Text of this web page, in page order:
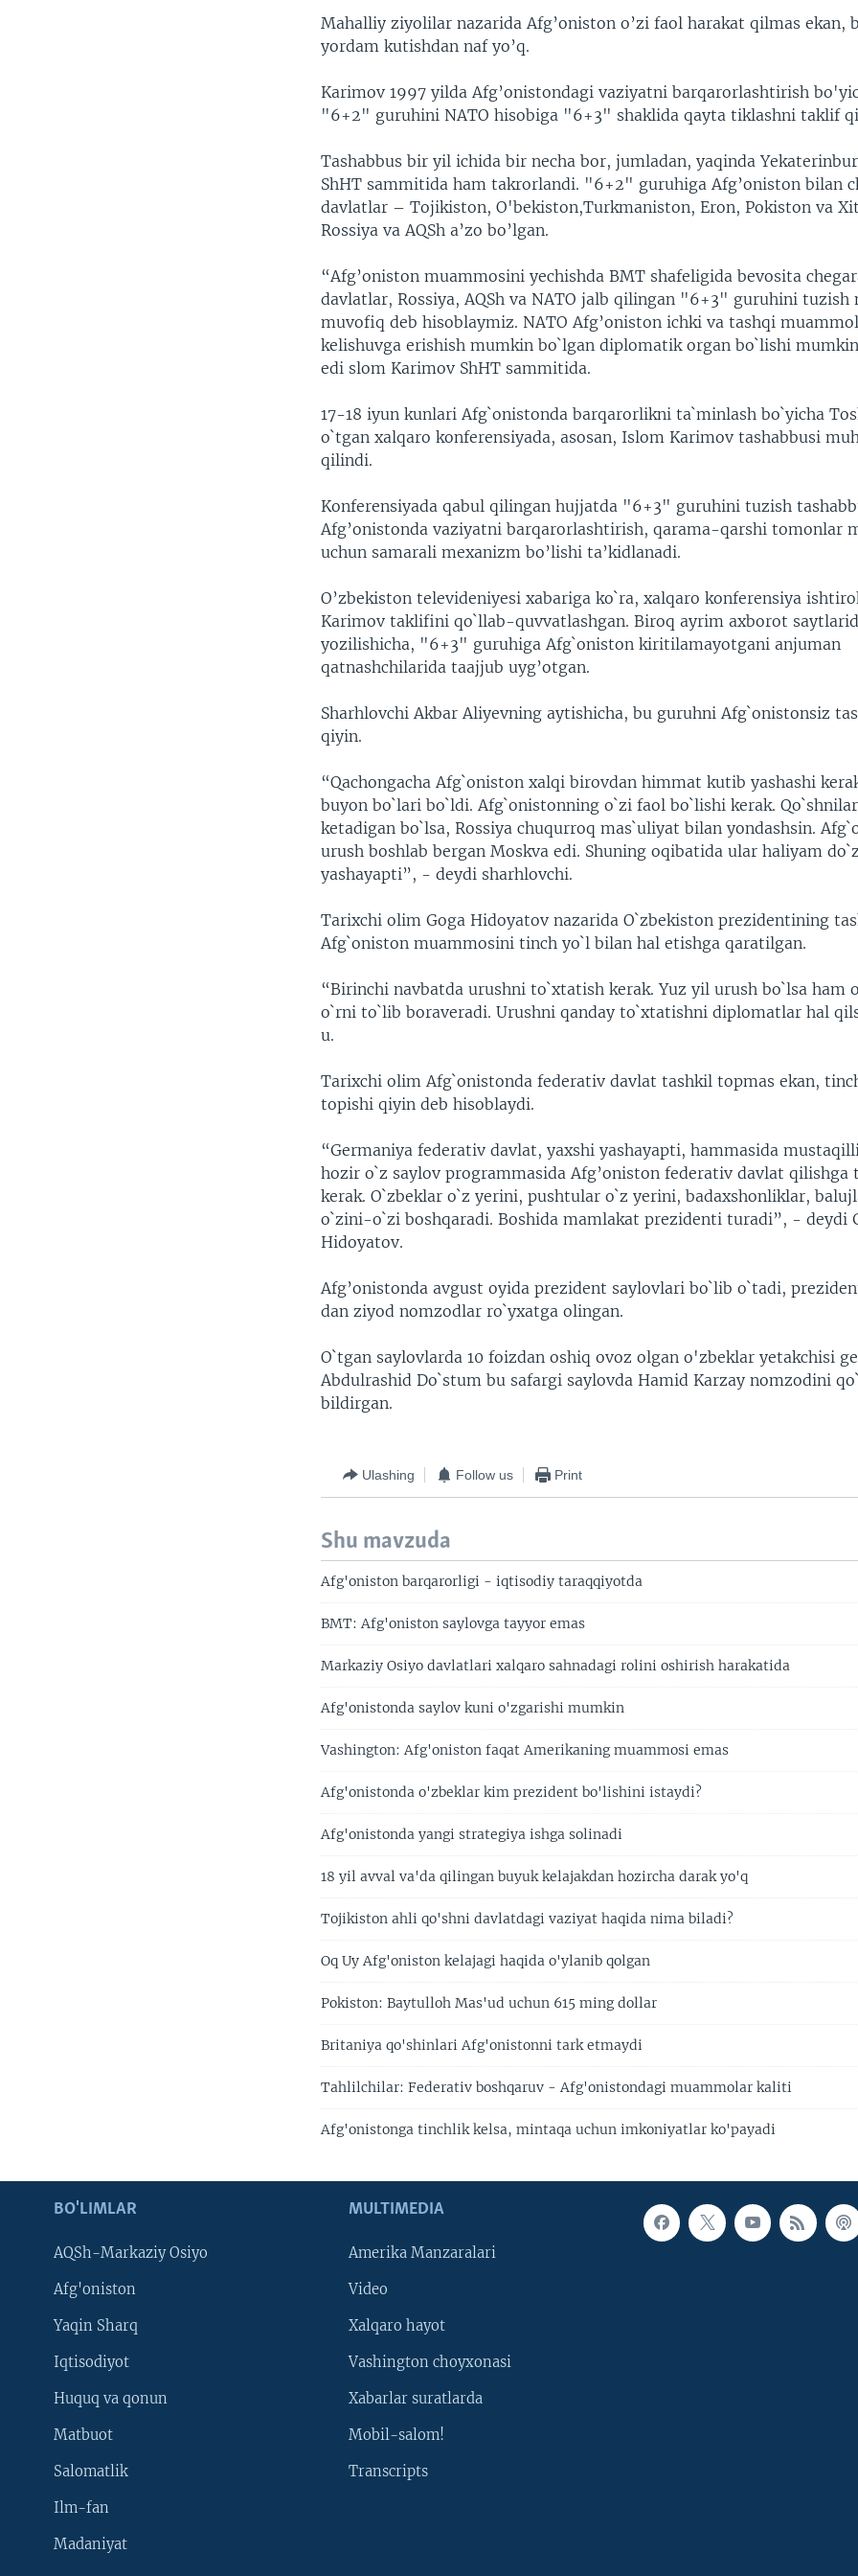
Mahalliy ziyolilar nazarida Afg’oniston o’zi faol harakat qilmas ekan,
yordam kutishdan naf yo’q.
Karimov 1997 yilda Afg’onistondagi vaziyatni barqarorlashtirish
"6+2" guruhini NATO hisobiga "6+3" shaklida qayta tiklashni taklif
Tashabbus bir yil ichida bir necha bor, jumladan, yaqinda
ShHT sammitida ham takrorlandi. "6+2" guruhiga Afg’oniston bilan
davlatlar – Tojikiston, O'bekiston,Turkmaniston, Eron, Pokiston va
Rossiya va AQSh a’zo bo’lgan.
“Afg’oniston muammosini yechishda BMT shafeligida bevosita
davlatlar, Rossiya, AQSh va NATO jalb qilingan "6+3" guruhini tuzish
muvofiq deb hisoblaymiz. NATO Afg’oniston ichki va tashqi
kelishuvga erishish mumkin bo`lgan diplomatik organ bo`lishi
edi slom Karimov ShHT sammitida.
17-18 iyun kunlari Afg`onistonda barqarorlikni ta`minlash bo`yicha
o`tgan xalqaro konferensiyada, asosan, Islom Karimov tashabbusi
qilindi.
Konferensiyada qabul qilingan hujjatda "6+3" guruhini tuzish
Afg’onistonda vaziyatni barqarorlashtirish, qarama-qarshi tomonlar
uchun samarali mexanizm bo’lishi ta’kidlanadi.
O’zbekiston televideniyesi xabariga ko`ra, xalqaro konferensiya
Karimov taklifini qo`llab-quvvatlashgan. Biroq ayrim axborot
yozilishicha, "6+3" guruhiga Afg`oniston kiritilamayotgani anjuman
qatnashchilarida taajjub uyg’otgan.
Sharhlovchi Akbar Aliyevning aytishicha, bu guruhni Afg`onistonsiz
qiyin.
“Qachongacha Afg`oniston xalqi birovdan himmat kutib yashashi
buyon bo`lari bo`ldi. Afg`onistonning o`zi faol bo`lishi kerak.
ketadigan bo`lsa, Rossiya chuqurroq mas`uliyat bilan yondashsin.
urush boshlab bergan Moskva edi. Shuning oqibatida ular haliyam
yashayapti”, - deydi sharhlovchi.
Tarixchi olim Goga Hidoyatov nazarida O`zbekiston prezidentining
Afg`oniston muammosini tinch yo`l bilan hal etishga qaratilgan.
“Birinchi navbatda urushni to`xtatish kerak. Yuz yil urush bo`lsa ham
o`rni to`lib boraveradi. Urushni qanday to`xtatishni diplomatlar hal
u.
Tarixchi olim Afg`onistonda federativ davlat tashkil topmas ekan,
topishi qiyin deb hisoblaydi.
“Germaniya federativ davlat, yaxshi yashayapti, hammasida
hozir o`z saylov programmasida Afg’oniston federativ davlat
kerak. O`zbeklar o`z yerini, pushtular o`z yerini, badaxshonliklar,
o`zini-o`zi boshqaradi. Boshida mamlakat prezidenti turadi”, - deydi
Hidoyatov.
Afg’onistonda avgust oyida prezident saylovlari bo`lib o`tadi,
dan ziyod nomzodlar ro`yxatga olingan.
O`tgan saylovlarda 10 foizdan oshiq ovoz olgan o'zbeklar yetakchisi
Abdulrashid Do`stum bu safargi saylovda Hamid Karzay nomzodini
bildirgan.
Ulashing Follow us Print
Shu mavzuda
Afg'oniston barqarorligi - iqtisodiy taraqqiyotda
BMT: Afg'oniston saylovga tayyor emas
Markaziy Osiyo davlatlari xalqaro sahnadagi rolini oshirish harakatida
Afg'onistonda saylov kuni o'zgarishi mumkin
Vashington: Afg'oniston faqat Amerikaning muammosi emas
Afg'onistonda o'zbeklar kim prezident bo'lishini istaydi?
Afg'onistonda yangi strategiya ishga solinadi
18 yil avval va'da qilingan buyuk kelajakdan hozircha darak yo'q
Tojikiston ahli qo'shni davlatdagi vaziyat haqida nima biladi?
Oq Uy Afg'oniston kelajagi haqida o'ylanib qolgan
Pokiston: Baytulloh Mas'ud uchun 615 ming dollar
Britaniya qo'shinlari Afg'onistonni tark etmaydi
Tahlilchilar: Federativ boshqaruv - Afg'onistondagi muammolar kaliti
Afg'onistonga tinchlik kelsa, mintaqa uchun imkoniyatlar ko'payadi
BO'LIMLAR
AQSh-Markaziy Osiyo
Afg'oniston
Yaqin Sharq
Iqtisodiyot
Huquq va qonun
Matbuot
Salomatlik
Ilm-fan
Madaniyat
MULTIMEDIA
Amerika Manzaralari
Video
Xalqaro hayot
Vashington choyxonasi
Xabarlar suratlarda
Mobil-salom!
Transcripts